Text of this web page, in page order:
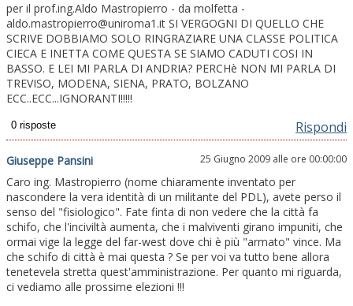
per il prof.ing.Aldo Mastropierro - da molfetta -
aldo.mastropierro@uniroma1.it SI VERGOGNI DI QUELLO CHE
SCRIVE DOBBIAMO SOLO RINGRAZIARE UNA CLASSE POLITICA
CIECA E INETTA COME QUESTA SE SIAMO CADUTI COSI IN
BASSO. E LEI MI PARLA DI ANDRIA? PERCHè NON MI PARLA DI
TREVISO, MODENA, SIENA, PRATO, BOLZANO
ECC..ECC...IGNORANTI!!!!!
Rispondi
Giuseppe Pansini 25 Giugno 2009 alle ore 00:00:00
Caro ing. Mastropierro (nome chiaramente inventato per
nascondere la vera identità di un militante del PDL), avete perso il
senso del "fisiologico". Fate finta di non vedere che la città fa
schifo, che l'inciviltà aumenta, che i malviventi girano impuniti, che
ormai vige la legge del far-west dove chi è più "armato" vince. Ma
che schifo di città è mai questa ? Se per voi va tutto bene allora
tenetevela stretta quest'amministrazione. Per quanto mi riguarda,
ci vediamo alle prossime elezioni !!!